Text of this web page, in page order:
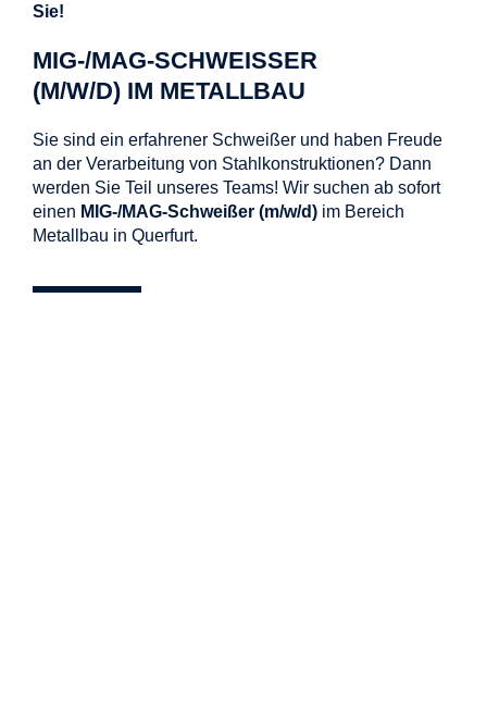
Sie!
MIG-/MAG-SCHWEISSER (
M/W/D) IM METALLBAU
Sie sind ein erfahrener Schweißer und haben Freude
an der Verarbeitung von Stahlkonstruktionen? Dann
werden Sie Teil unseres Teams! Wir suchen ab sofort
einen MIG-/MAG-Schweißer (m/w/d) im Bereich
Metallbau in Querfurt.